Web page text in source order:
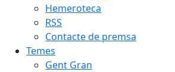
Hemeroteca
RSS
Contacte de premsa
Temes
Gent Gran